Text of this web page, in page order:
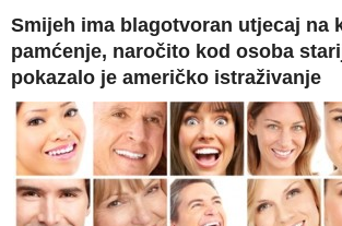
Smijeh ima blagotvoran utjecaj na
pamćenje, naročito kod osoba
pokazalo je američko istraživanje